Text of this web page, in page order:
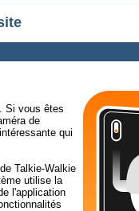
Si vous êtes
de
qui
Talkie-Walkie
utilise la
l'application